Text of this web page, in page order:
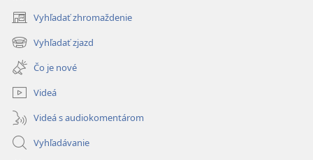
Vyhľadať zhromaždenie
(otvorí
nové
okno)
Vyhľadať zjazd
(otvorí
nové
okno)
Čo je nové
Videá
Videá s audiokomentárom
Vyhľadávanie